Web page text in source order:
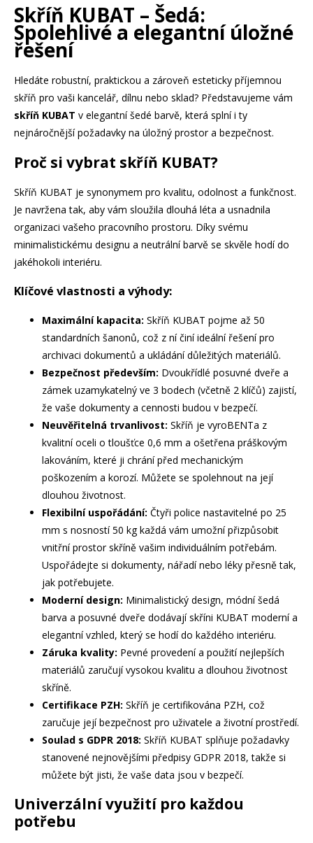
Skříň KUBAT – Šedá:
Spolehlivé a elegantní úložné
řešení
Hledáte robustní, praktickou a zároveň esteticky příjemnou
skříň pro vaši kancelář, dílnu nebo sklad? Představujeme vám
skříň KUBAT v elegantní šedé barvě, která splní i ty
nejnáročnější požadavky na úložný prostor a bezpečnost.
Proč si vybrat skříň KUBAT?
Skříň KUBAT je synonymem pro kvalitu, odolnost a funkčnost.
Je navržena tak, aby vám sloužila dlouhá léta a usnadnila
organizaci vašeho pracovního prostoru. Díky svému
minimalistickému designu a neutrální barvě se skvěle hodí do
jakéhokoli interiéru.
Klíčové vlastnosti a výhody:
Maximální kapacita: Skříň KUBAT pojme až 50
standardních šanonů, což z ní činí ideální řešení pro
archivaci dokumentů a ukládání důležitých materiálů.
Bezpečnost především: Dvoukřídlé posuvné dveře a
zámek uzamykatelný ve 3 bodech (včetně 2 klíčů) zajistí,
že vaše dokumenty a cennosti budou v bezpečí.
Neuvěřitelná trvanlivost: Skříň je vyroBENTa z
kvalitní oceli o tloušťce 0,6 mm a ošetřena práškovým
lakováním, které ji chrání před mechanickým
poškozením a korozí. Můžete se spolehnout na její
dlouhou životnost.
Flexibilní uspořádání: Čtyři police nastavitelné po 25
mm s nosností 50 kg každá vám umožní přizpůsobit
vnitřní prostor skříně vašim individuálním potřebám.
Uspořádejte si dokumenty, nářadí nebo léky přesně tak,
jak potřebujete.
Moderní design: Minimalistický design, módní šedá
barva a posuvné dveře dodávají skříni KUBAT moderní a
elegantní vzhled, který se hodí do každého interiéru.
Záruka kvality: Pevné provedení a použití nejlepších
materiálů zaručují vysokou kvalitu a dlouhou životnost
skříně.
Certifikace PZH: Skříň je certifikována PZH, což
zaručuje její bezpečnost pro uživatele a životní prostředí.
Soulad s GDPR 2018: Skříň KUBAT splňuje požadavky
stanovené nejnovějšími předpisy GDPR 2018, takže si
můžete být jisti, že vaše data jsou v bezpečí.
Univerzální využití pro každou
potřebu